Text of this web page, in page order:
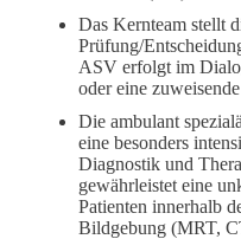
Das Kernteam stellt
Prüfung/
ASV erfolgt im
oder eine
Die ambulant
eine besonders
Diagnostik und
gewährleistet eine
Patienten innerhalb
Bildgebung (MRT,